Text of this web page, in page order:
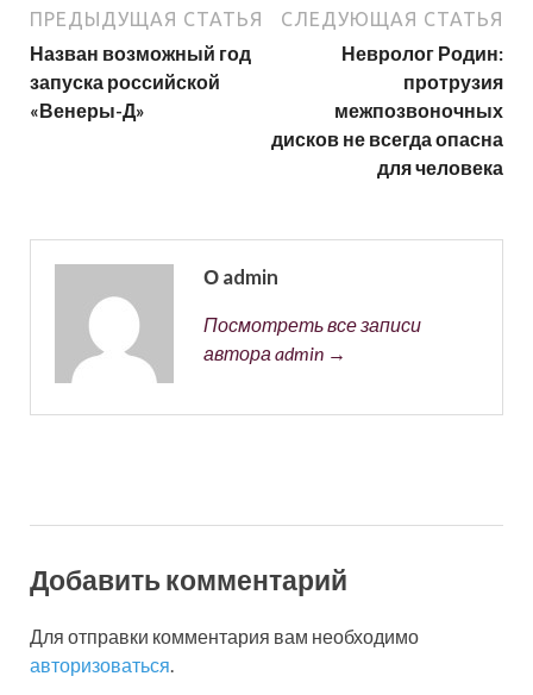
ПРЕДЫДУЩАЯ СТАТЬЯ
Назван возможный год
запуска российской
«Венеры-Д»
СЛЕДУЮЩАЯ СТАТЬЯ
Невролог Родин:
протрузия
межпозвоночных
дисков не всегда опасна
для человека
О admin
Посмотреть все записи
автора admin →
Добавить комментарий
Для отправки комментария вам необходимо
авторизоваться.